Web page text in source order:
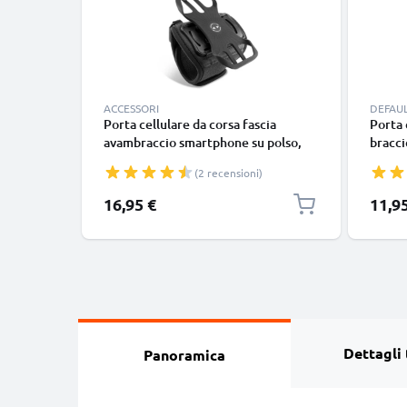
ACCESSORI
Porta cellulare da corsa fascia
avambraccio smartphone su polso,
cirocnferenza, per telefoni dai 4,5 ai
7 pollici con 1 scompartimento per
carta di credito
(2 recensioni)
16,95 €
Porta
1 per
Panoramica Dettagli